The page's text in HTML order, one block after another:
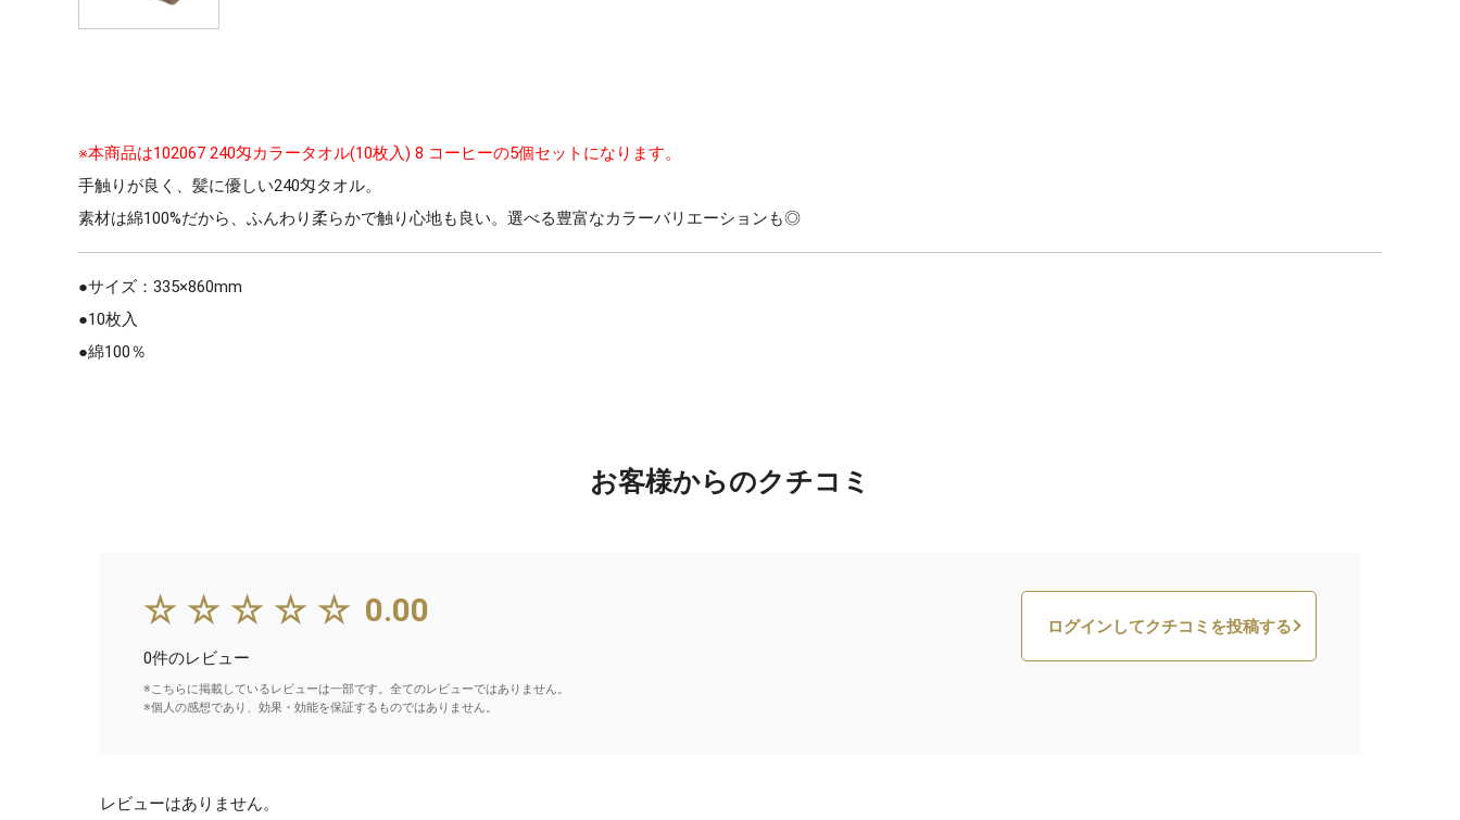
※本商品は102067 240匁カラータオル(10枚入) 8 コーヒーの5個セットになります。
手触りが良く、髪に優しい240匁タオル。
素材は綿100%だから、ふんわり柔らかで触り心地も良い。選べる豊富なカラーバリエーションも◎
●サイズ：335×860mm
●10枚入
●綿100％
お客様からのクチコミ
☆☆☆☆☆ 0.00
0件のレビュー
※こちらに掲載しているレビューは一部です。全てのレビューではありません。
※個人の感想であり、効果・効能を保証するものではありません。
ログインしてクチコミを投稿する
レビューはありません。